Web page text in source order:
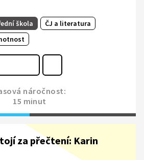
škola
ČJ a literatura
náročnost:
15 minut
za přečtení: Karin